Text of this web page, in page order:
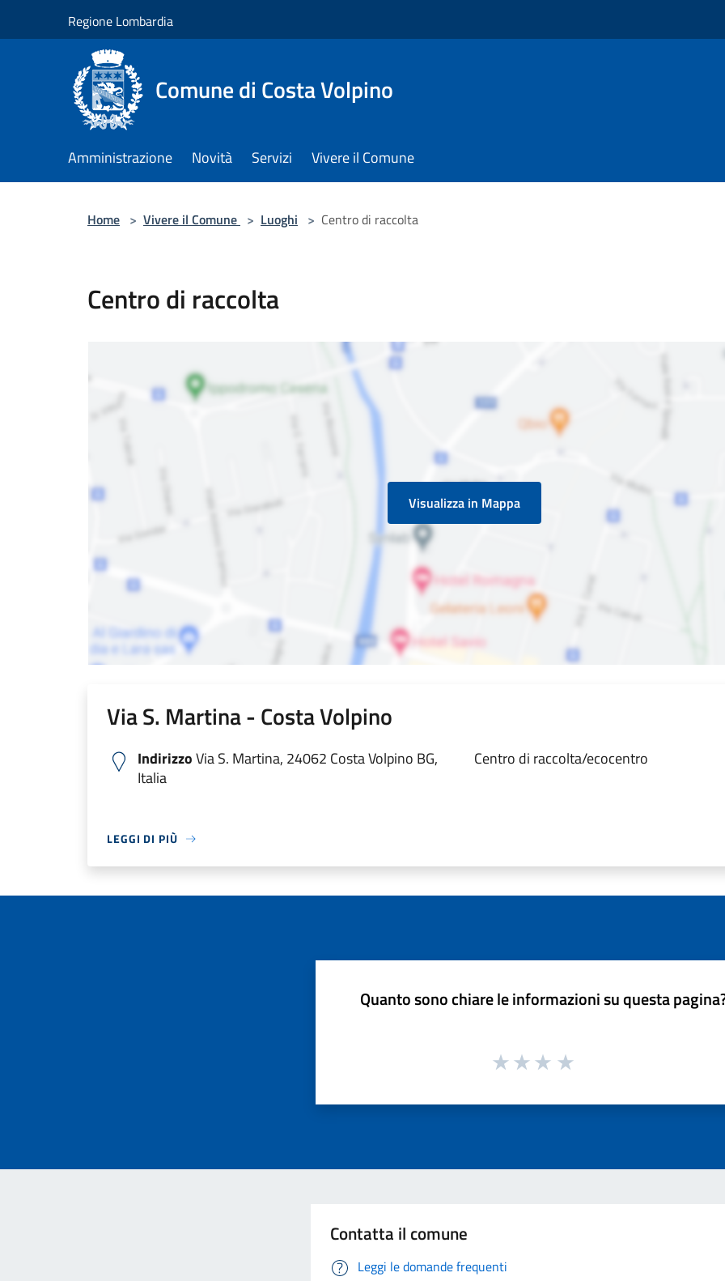
Regione Lombardia
Comune di Costa Volpino
Amministrazione Novità Servizi Vivere il Comune
Home > Vivere il Comune > Luoghi > Centro di raccolta
Centro di raccolta
Visualizza in Mappa
Via S. Martina - Costa Volpino
IndirizzoVia S. Martina, 24062 Costa Volpino BG,
Italia
Centro di raccolta/ecocentro
LEGGI DI PIÙ
Quanto sono chiare le informazioni su questa
Contatta il comune
Leggi le domande frequenti